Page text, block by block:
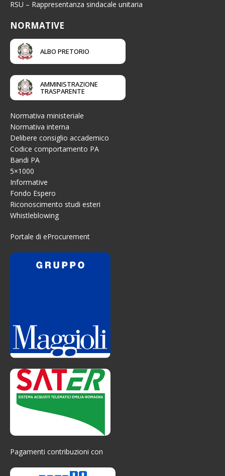
RSU – Rappresentanza sindacale unitaria
NORMATIVE
ALBO PRETORIO
AMMINISTRAZIONE
TRASPARENTE
Normativa ministeriale
Normativa interna
Delibere consiglio accademico
Codice comportamento PA
Bandi PA
5×1000
Informative
Fondo Espero
Riconoscimento studi esteri
Whistleblowing
Portale di eProcurement
Pagamenti contribuzioni con